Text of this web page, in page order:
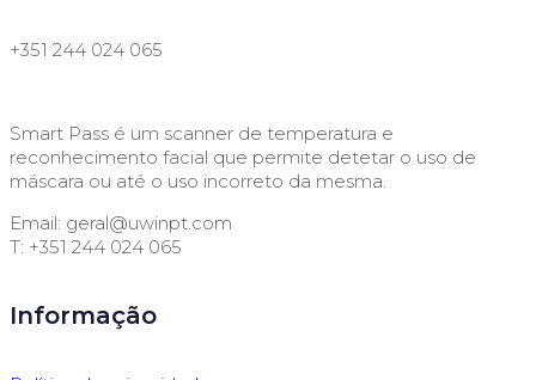
+351 244 024 065
Smart Pass é um scanner de temperatura e
reconhecimento facial que permite detetar o uso de
máscara ou até o uso incorreto da mesma.
Email: geral@uwinpt.com
T: +351 244 024 065
Informação